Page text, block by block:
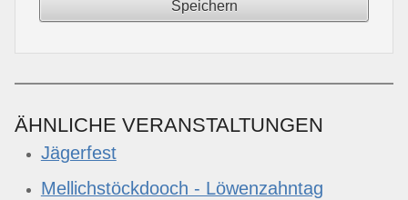
ÄHNLICHE VERANSTALTUNGEN
Jägerfest
Mellichstöckdooch - Löwenzahntag